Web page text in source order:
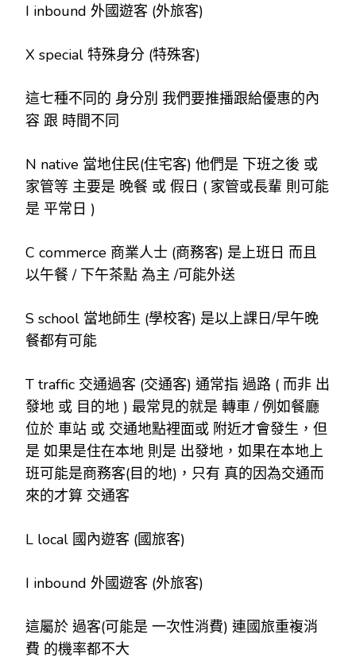
I inbound 外國遊客 (外旅客)
X special 特殊身分 (特殊客)
這七種不同的 身分別 我們要推播跟給優惠的內
容 跟 時間不同
N native 當地住民(住宅客) 他們是 下班之後 或
家管等 主要是 晚餐 或 假日 ( 家管或長輩 則可能
是 平常日 )
C commerce 商業人士 (商務客) 是上班日 而且
以午餐 / 下午茶點 為主 /可能外送
S school 當地師生 (學校客) 是以上課日/早午晚
餐都有可能
T traffic 交通過客 (交通客) 通常指 過路 ( 而非 出
發地 或 目的地 ) 最常見的就是 轉車 / 例如餐廳
位於 車站 或 交通地點裡面或 附近才會發生，但
是 如果是住在本地 則是 出發地，如果在本地上
班可能是商務客(目的地)，只有 真的因為交通而
來的才算 交通客
L local 國內遊客 (國旅客)
I inbound 外國遊客 (外旅客)
這屬於 過客(可能是 一次性消費) 連國旅重複消
費 的機率都不大